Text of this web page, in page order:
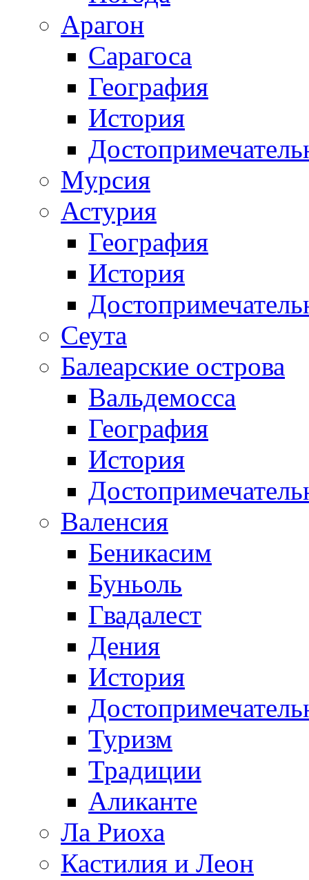
Арагон
Сарагоса
География
История
Мурсия
Астурия
География
История
Сеута
Балеарские острова
Вальдемосса
География
История
Валенсия
Беникасим
Буньоль
Гвадалест
Дения
История
Туризм
Традиции
Аликанте
Ла Риоха
Кастилия и Леон